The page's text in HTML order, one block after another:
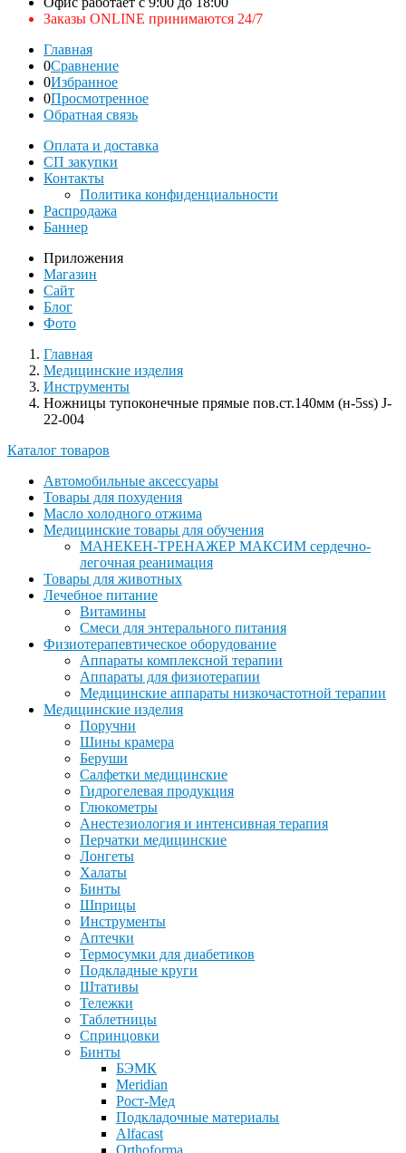
Заказы ONLINE принимаются 24/7
Главная
0Сравнение
0Избранное
0Просмотренное
Обратная связь
Оплата и доставка
СП закупки
Контакты
Политика конфиденциальности
Распродажа
Баннер
Приложения
Магазин
Сайт
Блог
Фото
Главная
Медицинские изделия
Инструменты
Ножницы тупоконечные прямые пов.ст.140мм (н-5ss) J-
22-004
Каталог товаров
Автомобильные аксессуары
Товары для похудения
Масло холодного отжима
Медицинские товары для обучения
МАНЕКЕН-ТРЕНАЖЕР МАКСИМ сердечно-
легочная реанимация
Товары для животных
Лечебное питание
Витамины
Смеси для энтерального питания
Физиотерапевтическое оборудование
Аппараты комплексной терапии
Аппараты для физиотерапии
Медицинские аппараты низкочастотной терапии
Медицинские изделия
Поручни
Шины крамера
Беруши
Салфетки медицинские
Гидрогелевая продукция
Глюкометры
Анестезиология и интенсивная терапия
Перчатки медицинские
Лонгеты
Халаты
Бинты
Шприцы
Инструменты
Аптечки
Термосумки для диабетиков
Подкладные круги
Штативы
Тележки
Таблетницы
Спринцовки
Бинты
БЭМК
Meridian
Рост-Мед
Подкладочные материалы
Alfacast
Orthoforma